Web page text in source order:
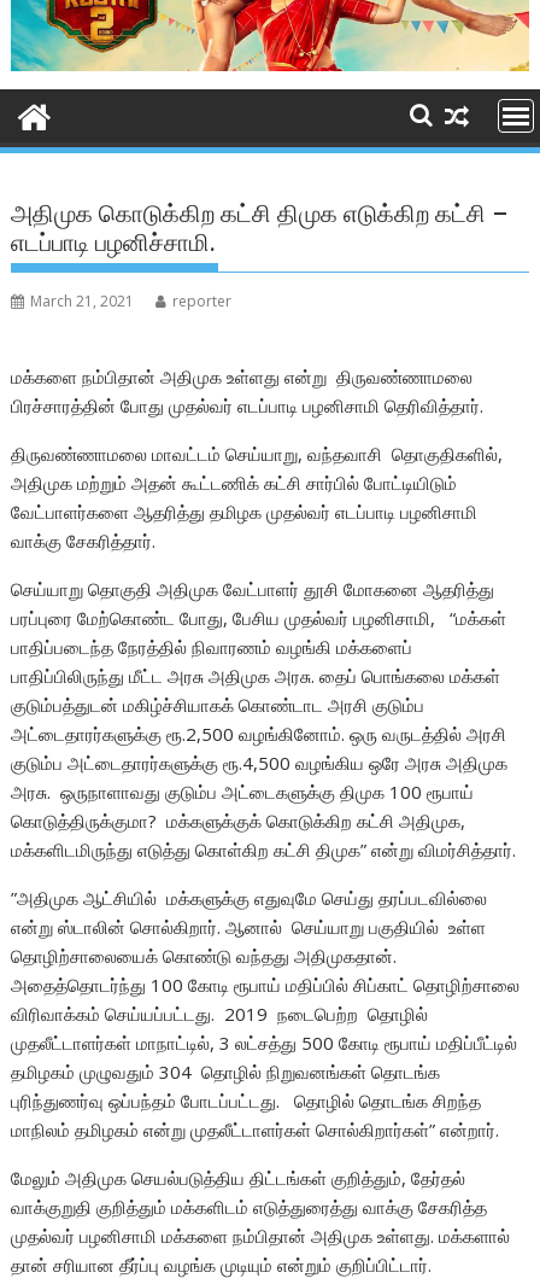
அதிமுக கொடுக்கிற கட்சி திமுக எடுக்கிற கட்சி –
எடப்பாடி பழனிச்சாமி.
March 21, 2021 reporter
மக்களை நம்பிதான் அதிமுக உள்ளது என்று திருவண்ணாமலை
பிரச்சாரத்தின் போது முதல்வர் எடப்பாடி பழனிசாமி தெரிவித்தார்.
திருவண்ணாமலை மாவட்டம் செய்யாறு, வந்தவாசி தொகுதிகளில்,
அதிமுக மற்றும் அதன் கூட்டணிக் கட்சி சார்பில் போட்டியிடும்
வேட்பாளர்களை ஆதரித்து தமிழக முதல்வர் எடப்பாடி பழனிசாமி
வாக்கு சேகரித்தார்.
செய்யாறு தொகுதி அதிமுக வேட்பாளர் தூசி மோகனை ஆதரித்து
பரப்புரை மேற்கொண்ட போது, பேசிய முதல்வர் பழனிசாமி, “மக்கள்
பாதிப்படைந்த நேரத்தில் நிவாரணம் வழங்கி மக்களைப்
பாதிப்பிலிருந்து மீட்ட அரசு அதிமுக அரசு. தைப் பொங்கலை மக்கள்
குடும்பத்துடன் மகிழ்ச்சியாகக் கொண்டாட அரசி குடும்ப
அட்டைதாரர்களுக்கு ரூ.2,500 வழங்கினோம். ஒரு வருடத்தில் அரசி
குடும்ப அட்டைதாரர்களுக்கு ரூ.4,500 வழங்கிய ஒரே அரசு அதிமுக
அரசு. ஒருநாளாவது குடும்ப அட்டைகளுக்கு திமுக 100 ரூபாய்
கொடுத்திருக்குமா? மக்களுக்குக் கொடுக்கிற கட்சி அதிமுக,
மக்களிடமிருந்து எடுத்து கொள்கிற கட்சி திமுக” என்று விமர்சித்தார்.
”அதிமுக ஆட்சியில் மக்களுக்கு எதுவுமே செய்து தரப்படவில்லை
என்று ஸ்டாலின் சொல்கிறார். ஆனால் செய்யாறு பகுதியில் உள்ள
தொழிற்சாலையைக் கொண்டு வந்தது அதிமுகதான்.
அதைத்தொடர்ந்து 100 கோடி ரூபாய் மதிப்பில் சிப்காட் தொழிற்சாலை
விரிவாக்கம் செய்யப்பட்டது. 2019 நடைபெற்ற தொழில்
முதலீட்டாளர்கள் மாநாட்டில், 3 லட்சத்து 500 கோடி ரூபாய் மதிப்பீட்டில்
தமிழகம் முழுவதும் 304 தொழில் நிறுவனங்கள் தொடங்க
புரிந்துணர்வு ஒப்பந்தம் போடப்பட்டது. தொழில் தொடங்க சிறந்த
மாநிலம் தமிழகம் என்று முதலீட்டாளர்கள் சொல்கிறார்கள்” என்றார்.
மேலும் அதிமுக செயல்படுத்திய திட்டங்கள் குறித்தும், தேர்தல்
வாக்குறுதி குறித்தும் மக்களிடம் எடுத்துரைத்து வாக்கு சேகரித்த
முதல்வர் பழனிசாமி மக்களை நம்பிதான் அதிமுக உள்ளது. மக்களால்
தான் சரியான தீர்ப்பு வழங்க முடியும் என்றும் குறிப்பிட்டார்.